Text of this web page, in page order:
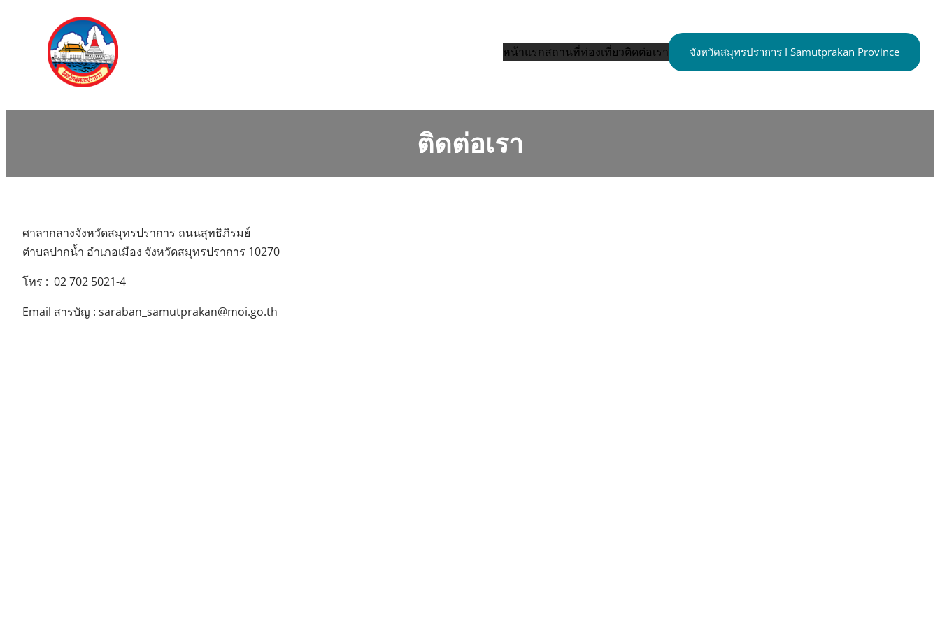
หน้าแรกสถานที่ท่องเที่ยวติดต่อเรา จังหวัดสมุทรปราการ I Samutprakan Province
ติดต่อเรา
ศาลากลางจังหวัดสมุทรปราการ ถนนสุทธิภิรมย์
ตำบลปากน้ำ อำเภอเมือง จังหวัดสมุทรปราการ 10270
โทร : 02 702 5021-4
Email สารบัญ : saraban_samutprakan@moi.go.th